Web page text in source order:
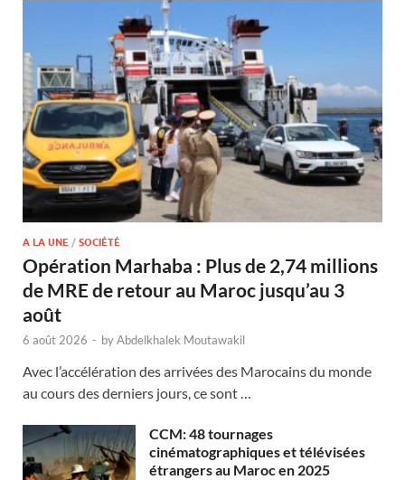
A LA UNE / SOCIÉTÉ
Opération Marhaba : Plus de 2,74 millions
de MRE de retour au Maroc jusqu’au 3
août
6 août 2026 - byAbdelkhalek Moutawakil
Avec l’accélération des arrivées des Marocains du monde
au cours des derniers jours, ce sont …
CCM: 48 tournages
cinématographiques et télévisées
étrangers au Maroc en 2025